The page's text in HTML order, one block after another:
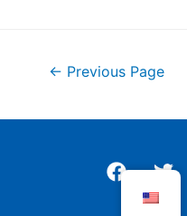
Posts
← Previous Page